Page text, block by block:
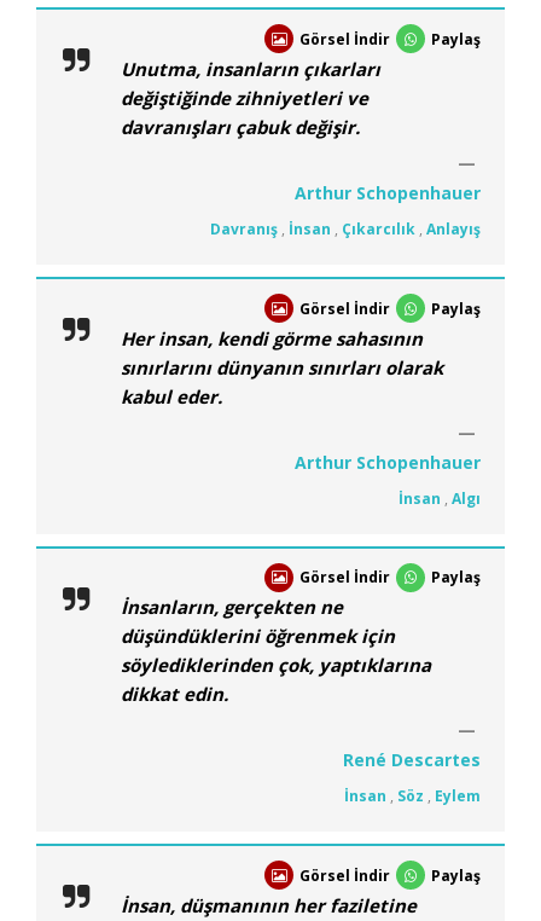
Görsel İndir Paylaş
Unutma, insanların çıkarları
değiştiğinde zihniyetleri ve
davranışları çabuk değişir.
Arthur Schopenhauer
Davranış , İnsan , Çıkarcılık , Anlayış
Görsel İndir Paylaş
Her insan, kendi görme sahasının
sınırlarını dünyanın sınırları olarak
kabul eder.
Arthur Schopenhauer
İnsan , Algı
Görsel İndir Paylaş
İnsanların, gerçekten ne
düşündüklerini öğrenmek için
söylediklerinden çok, yaptıklarına
dikkat edin.
René Descartes
İnsan , Söz , Eylem
Görsel İndir Paylaş
İnsan, düşmanının her faziletine